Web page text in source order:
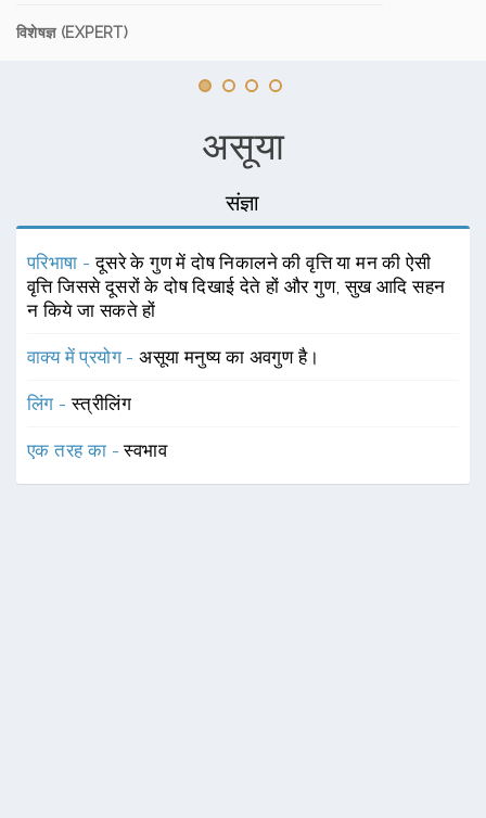
विशेषज्ञ (EXPERT)
असूया
संज्ञा
परिभाषा -दूसरे के गुण में दोष निकालने की वृत्ति या मन की ऐसी
वृत्ति जिससे दूसरों के दोष दिखाई देते हों और गुण, सुख आदि सहन
न किये जा सकते हों
वाक्य में प्रयोग -असूया मनुष्य का अवगुण है।
लिंग -स्त्रीलिंग
एक तरह का -स्वभाव